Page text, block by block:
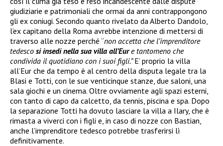
giudiziarie e patrimoniali che ormai da anni contrappongono
gli ex coniugi. Secondo quanto rivelato da Alberto Dandolo,
l’ex capitano della Roma avrebbe intenzione di mettersi di
traverso alle nozze perché “non accetta che l’imprenditore
tedesco si insedi nella sua villa all’Eure tantomeno che
condivida il quotidiano con i suoi figli.”E’ proprio la villa
all’Eur che da tempo è al centro della disputa legale tra la
Blasi e Totti, con le sue venticinque stanze, due saloni, una
sala giochi e un cinema. Oltre ovviamente agli spazi esterni,
con tanto di capo da calcetto, da tennis, piscina e spa. Dopo
la separazione Totti ha dovuto lasciare la villa a Ilary, che è
rimasta a viverci con i figli e, in caso di nozze con Bastian,
anche l’imprenditore tedesco potrebbe trasferirsi lì
definitivamente.